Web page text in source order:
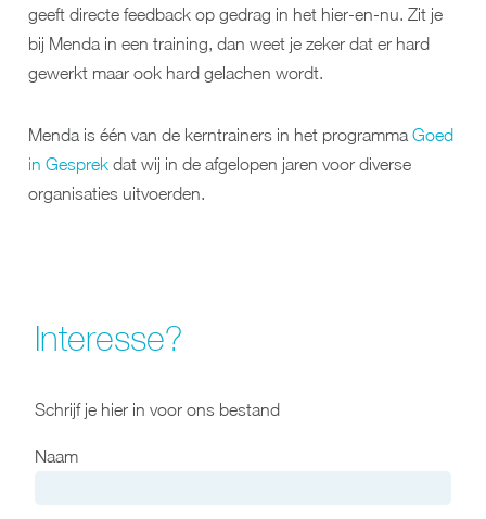
geeft directe feedback op gedrag in het hier-en-nu. Zit je
bij Menda in een training, dan weet je zeker dat er hard
gewerkt maar ook hard gelachen wordt.
Menda is één van de kerntrainers in het programma Goed
in Gesprek dat wij in de afgelopen jaren voor diverse
organisaties uitvoerden.
Interesse?
Schrijf je hier in voor ons bestand
Naam